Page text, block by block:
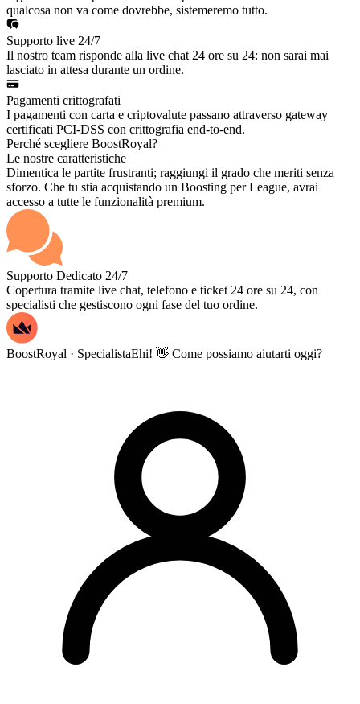
qualcosa non va come dovrebbe, sistemeremo tutto.
Supporto live 24/7
Il nostro team risponde alla live chat 24 ore su 24: non sarai mai
lasciato in attesa durante un ordine.
Pagamenti crittografati
I pagamenti con carta e criptovalute passano attraverso gateway
certificati PCI-DSS con crittografia end-to-end.
Perché scegliere BoostRoyal?
Le nostre caratteristiche
Dimentica le partite frustranti; raggiungi il grado che meriti senza
sforzo. Che tu stia acquistando un Boosting per League, avrai
accesso a tutte le funzionalità premium.
Supporto Dedicato 24/7
Copertura tramite live chat, telefono e ticket 24 ore su 24, con
specialisti che gestiscono ogni fase del tuo ordine.
BoostRoyal · SpecialistaEhi! 👋 Come possiamo aiutarti oggi?